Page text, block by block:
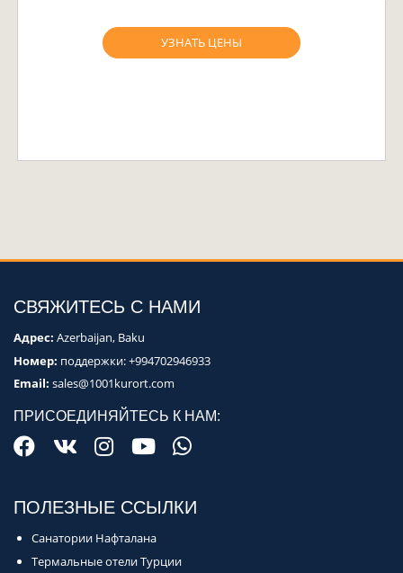
УЗНАТЬ ЦЕНЫ
СВЯЖИТЕСЬ С НАМИ
Адрес: Azerbaijan, Baku
Номер: поддержки:+994702946933
Email: sales@1001kurort.com
ПРИСОЕДИНЯЙТЕСЬ К НАМ:
ПОЛЕЗНЫЕ ССЫЛКИ
Санатории Нафталана
Термальные отели Турции